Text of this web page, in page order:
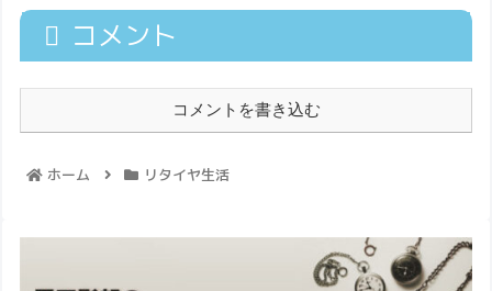
コメント
コメントを書き込む
ホーム リタイヤ生活